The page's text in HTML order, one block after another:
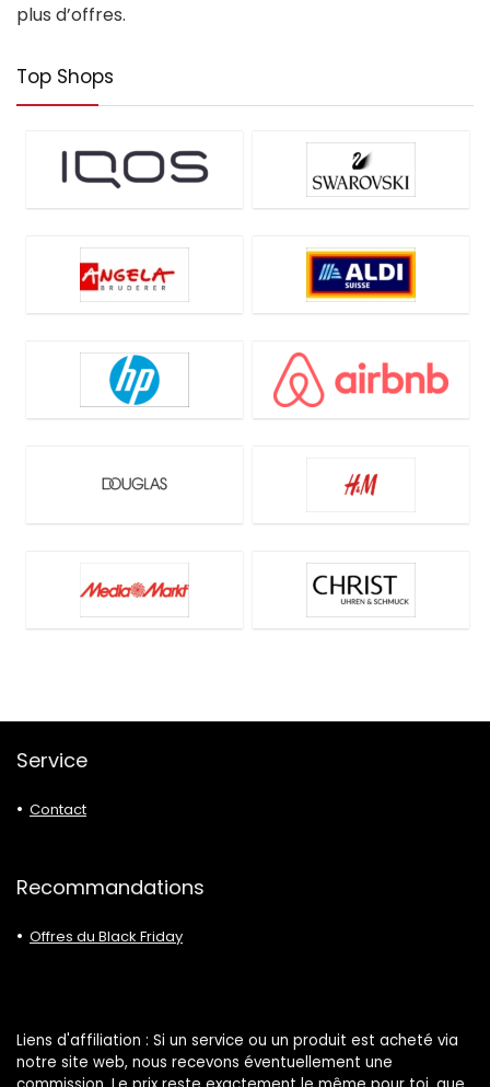
plus d’offres.
Top Shops
Service
Contact
Recommandations
Offres du Black Friday
Liens d'affiliation : Si un service ou un produit est acheté via
notre site web, nous recevons éventuellement une